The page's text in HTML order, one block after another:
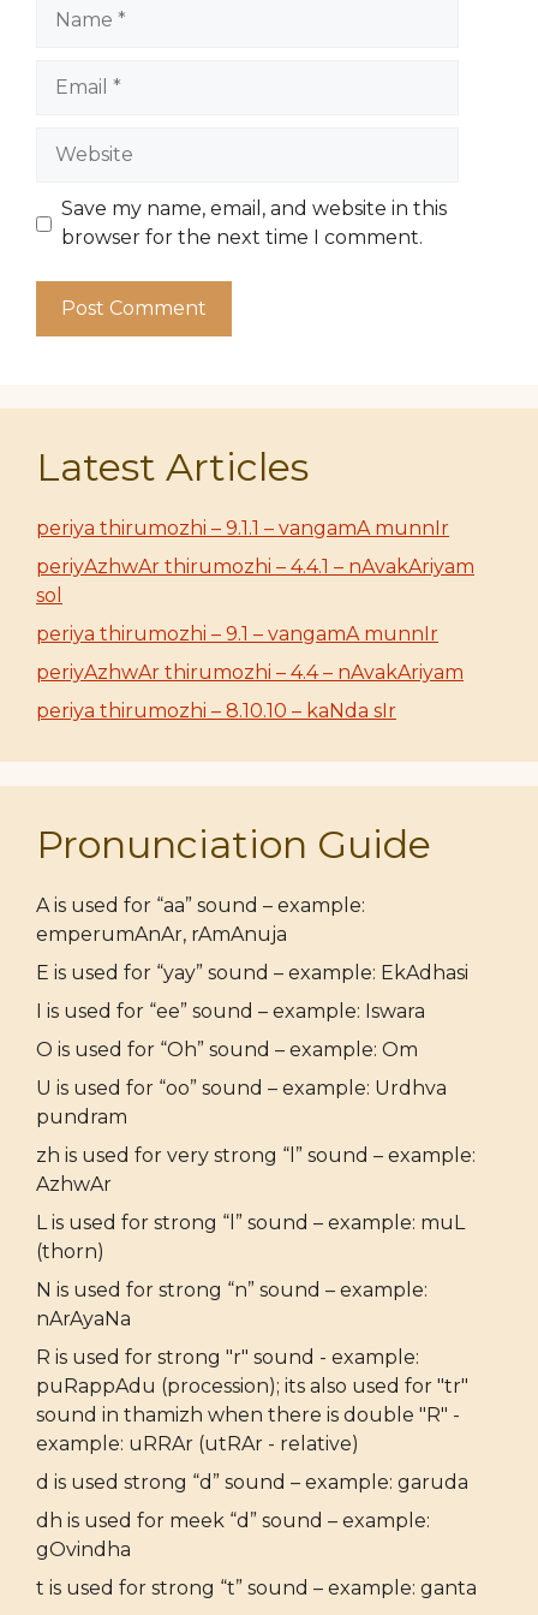
Website
Save my name, email, and website in this
browser for the next time I comment.
Latest Articles
periya thirumozhi – 9.1.1 – vangamA munnIr
periyAzhwAr thirumozhi – 4.4.1 – nAvakAriyam
sol
periya thirumozhi – 9.1 – vangamA munnIr
periyAzhwAr thirumozhi – 4.4 – nAvakAriyam
periya thirumozhi – 8.10.10 – kaNda sIr
Pronunciation Guide
A is used for “aa” sound – example:
emperumAnAr, rAmAnuja
E is used for “yay” sound – example: EkAdhasi
I is used for “ee” sound – example: Iswara
O is used for “Oh” sound – example: Om
U is used for “oo” sound – example: Urdhva
pundram
zh is used for very strong “l” sound – example:
AzhwAr
L is used for strong “l” sound – example: muL
(thorn)
N is used for strong “n” sound – example:
nArAyaNa
R is used for strong "r" sound - example:
puRappAdu (procession); its also used for "tr"
sound in thamizh when there is double "R" -
example: uRRAr (utRAr - relative)
d is used strong “d” sound – example: garuda
dh is used for meek “d” sound – example:
gOvindha
t is used for strong “t” sound – example: ganta